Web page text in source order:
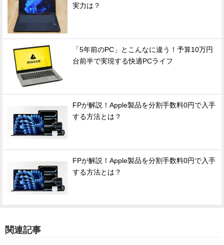
実力は？
「5年前のPC」とこんなに違う！予算10万円
台前半で実現する快適PCライフ
FPが解説！Apple製品を分割手数料0円で入手
する方法とは？
FPが解説！Apple製品を分割手数料0円で入手
する方法とは？
関連記事